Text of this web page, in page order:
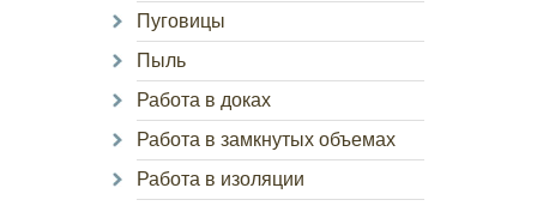
Пуговицы
Пыль
Работа в доках
Работа в замкнутых объемах
Работа в изоляции